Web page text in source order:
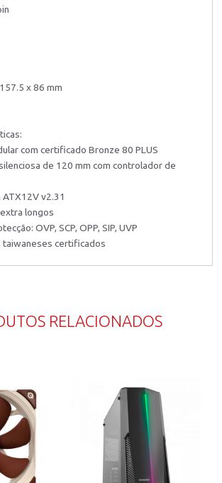
x 86 mm
com certificado Bronze 80 PLUS
de 120 mm com controlador de
ATX12V v2.31
longos
OVP, SCP, OPP, SIP, UVP
taiwaneses certificados
RELACIONADOS